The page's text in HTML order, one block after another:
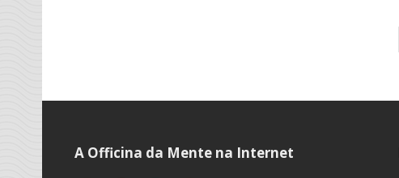
A Officina da Mente na Internet